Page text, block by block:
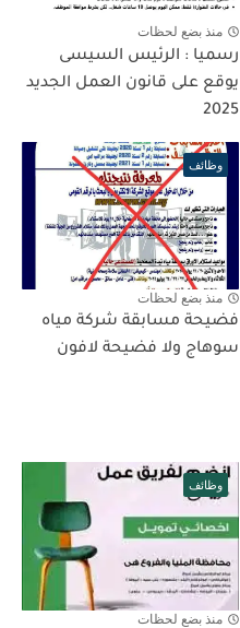
منذ بضع لحظات
رسميا : الرئيس السيسى
يوقع على قانون العمل الجديد
2025
وظائف
منذ بضع لحظات
فضيحة مسابقة شركة مياه
سوهاج ولا فضيحة لافون
وظائف
منذ بضع لحظات